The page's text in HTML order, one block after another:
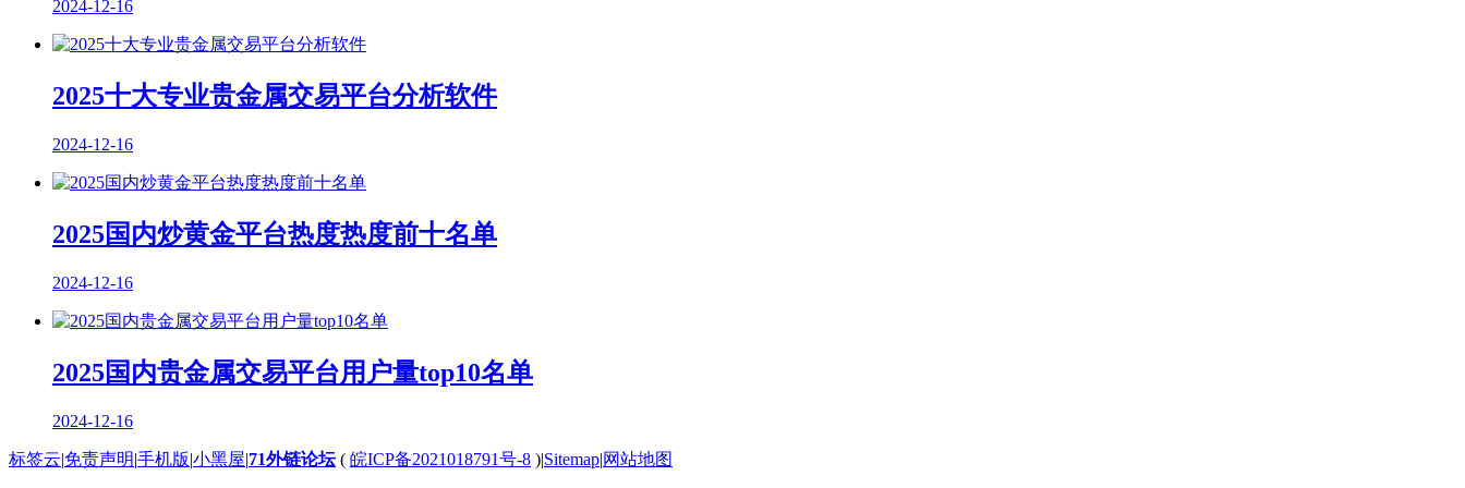
2024-12-16
2025十大专业贵金属交易平台分析软件
2024-12-16
2025国内炒黄金平台热度热度前十名单
2024-12-16
2025国内贵金属交易平台用户量top10名单
2024-12-16
标签云|免责声明|手机版|小黑屋|71外链论坛( 皖ICP备2021018791号-8 )|Sitemap|网站地图